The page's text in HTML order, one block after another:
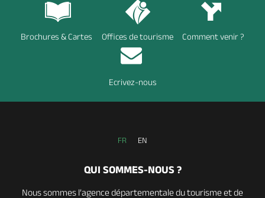
Brochures & Cartes Offices de tourisme Comment venir ?
Ecrivez-nous
FR EN
QUI SOMMES-NOUS ?
Nous sommes l’agence départementale du tourisme et de